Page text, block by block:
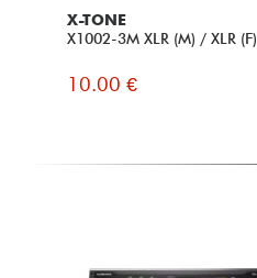
X-TONE
X1002-3M XLR (M) / XLR (F)
10.00 €